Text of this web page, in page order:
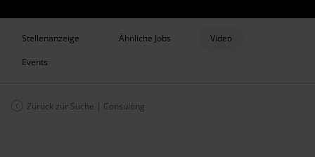
Stellenanzeige Ähnliche Jobs
Video
Events
Zurück zur Suche | Consulting